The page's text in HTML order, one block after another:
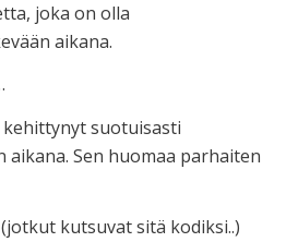
joka on olla
aikana.
suotuisasti
aikana. Sen huomaa parhaiten
kutsuvat sitä kodiksi..)